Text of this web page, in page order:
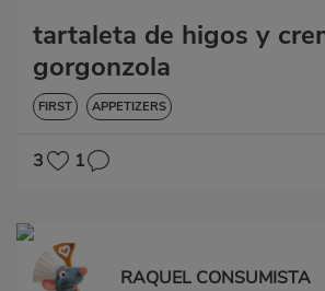
tartaleta de higos y
gorgonzola
FIRST APPETIZERS
3 1
RAQUEL CONSUMISTA